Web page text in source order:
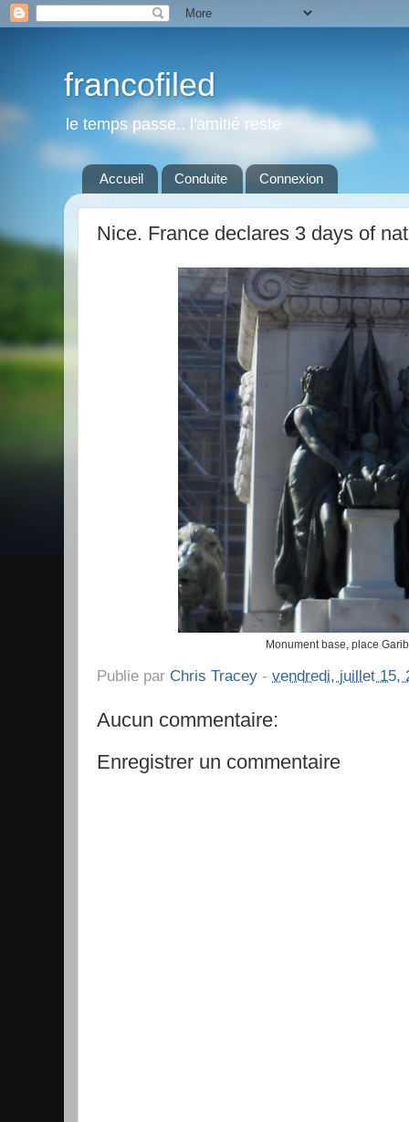
francofiled
le temps passe.. l'amitié reste
Accueil Conduite Connexion
Nice. France declares 3 days of
Monument base, place
Publie par Chris Tracey - vendredi, juillet 15,
Aucun commentaire:
Enregistrer un commentaire